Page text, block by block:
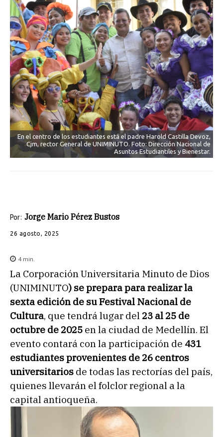
En el centro de los estudiantes está el padre Harold Castilla Devoz,
Cjm, rector General de UNIMINUTO. Foto: Dirección Nacional de
Asuntos Estudiantiles y Bienestar.
Por: Jorge Mario Pérez Bustos
26 agosto, 2025
4 min.
La Corporación Universitaria Minuto de Dios
(UNIMINUTO) se prepara para realizar la
sexta edición de su Festival Nacional de
Cultura, que tendrá lugar del 23 al 25 de
octubre de 2025 en la ciudad de Medellín. El
evento contará con la participación de 431
estudiantes provenientes de 26 centros
universitarios de todas las rectorías del país,
quienes llevarán el folclor regional a la
capital antioqueña.